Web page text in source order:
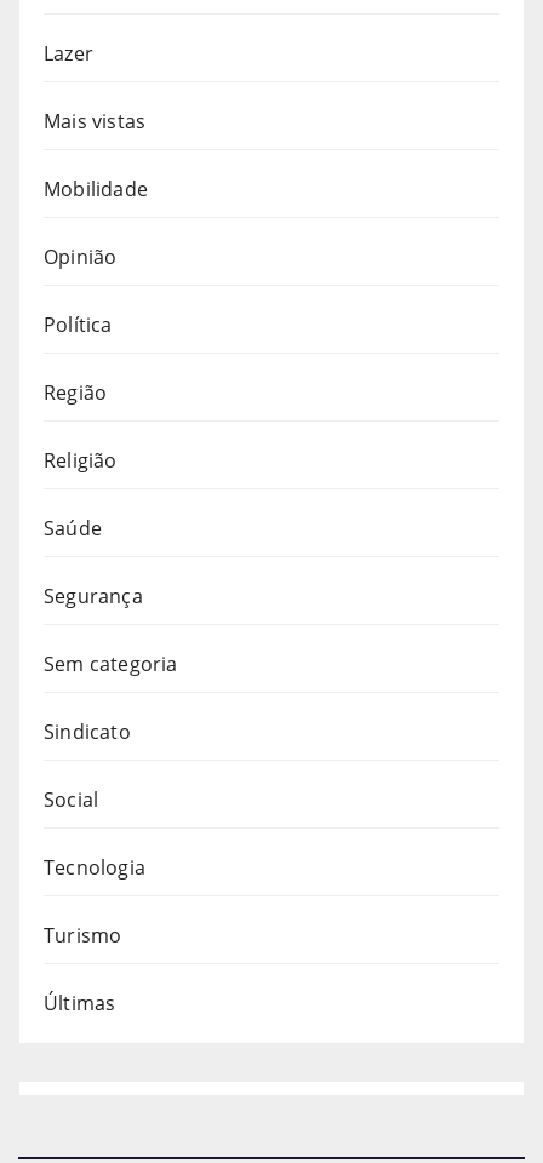
Lazer
Mais vistas
Mobilidade
Opinião
Política
Região
Religião
Saúde
Segurança
Sem categoria
Sindicato
Social
Tecnologia
Turismo
Últimas